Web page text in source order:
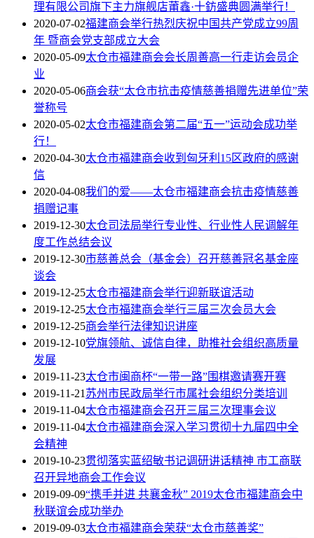
理有限公司旗下主力旗舰店莆鑫·十鈁盛典圆满举行！
2020-07-02福建商会举行热烈庆祝中国共产党成立99周
年 暨商会党支部成立大会
2020-05-09太仓市福建商会会长周善高一行走访会员企
业
2020-05-06商会获“太仓市抗击疫情慈善捐赠先进单位”荣
誉称号
2020-05-02太仓市福建商会第二届“五一”运动会成功举
行！
2020-04-30太仓市福建商会收到匈牙利15区政府的感谢
信
2020-04-08我们的爱——太仓市福建商会抗击疫情慈善
捐赠记事
2019-12-30太仓司法局举行专业性、行业性人民调解年
度工作总结会议
2019-12-30市慈善总会（基金会）召开慈善冠名基金座
谈会
2019-12-25太仓市福建商会举行迎新联谊活动
2019-12-25太仓市福建商会举行三届三次会员大会
2019-12-25商会举行法律知识讲座
2019-12-10党旗领航、诚信自律，助推社会组织高质量
发展
2019-11-23太仓市闽商杯“一带一路”围棋邀请赛开赛
2019-11-21苏州市民政局举行市属社会组织分类培训
2019-11-04太仓市福建商会召开三届三次理事会议
2019-11-04太仓市福建商会深入学习贯彻十九届四中全
会精神
2019-10-23贯彻落实蓝绍敏书记调研讲话精神 市工商联
召开异地商会工作会议
2019-09-09“携手并进 共襄金秋” 2019太仓市福建商会中
秋联谊会成功举办
2019-09-03太仓市福建商会荣获“太仓市慈善奖”